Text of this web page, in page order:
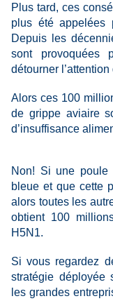
Plus tard, ces
plus été appelées
Depuis les
sont provoquées
détourner
Alors ces 100
de grippe aviaire
d’insuffisance
Non! Si une
bleue et que cette
alors toutes les
obtient 100
H5N1.
Si vous regardez
stratégie déployée
les grandes